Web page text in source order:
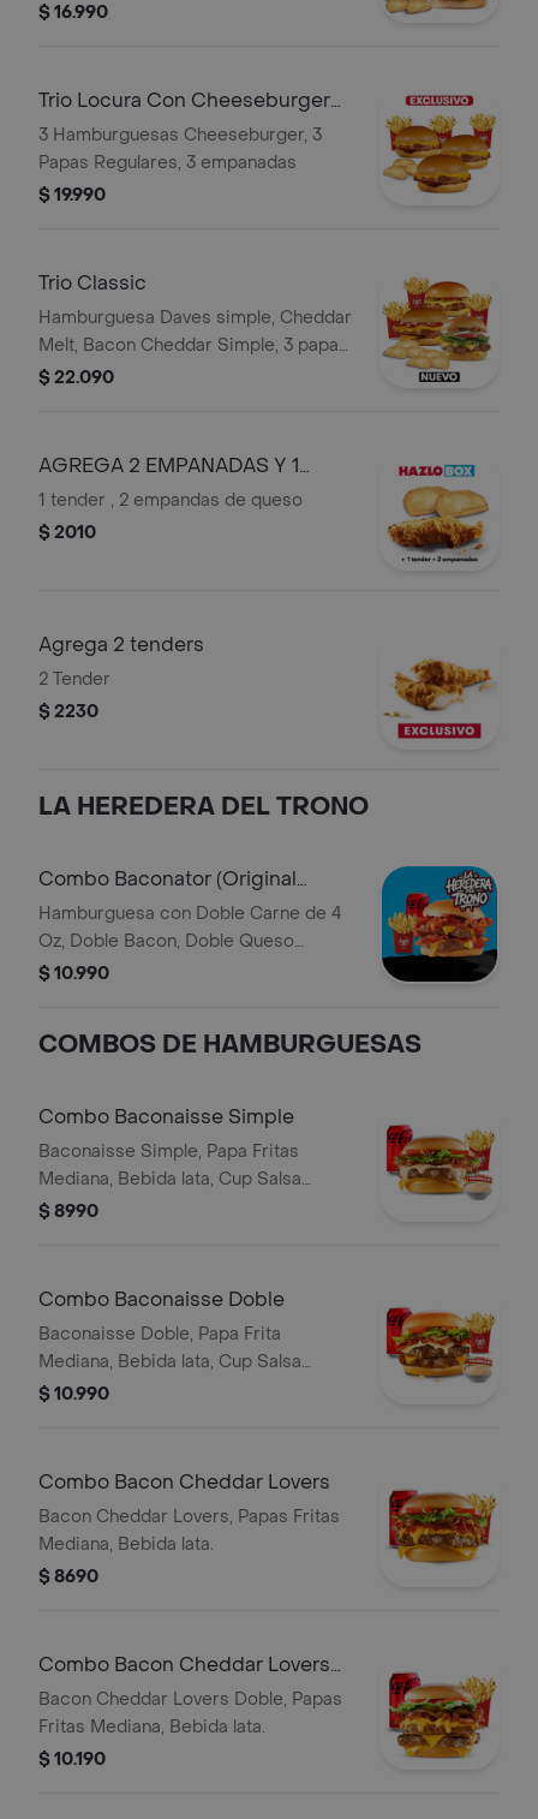
$ 16.990
Trio Locura Con Cheeseburger
OFF
3 Hamburguesas Cheeseburger, 3
Papas Regulares, 3 empanadas
$ 19.990
Trio Classic
Hamburguesa Daves simple, Cheddar
Melt, Bacon Cheddar Simple, 3 papas
regulares, 6 empanadas
$ 22.090
AGREGA 2 EMPANADAS Y 1
TENDER
1 tender , 2 empandas de queso
$ 2010
Agrega 2 tenders
2 Tender
$ 2230
LA HEREDERA DEL TRONO
Combo Baconator (Original
Doble)
Hamburguesa con Doble Carne de 4
Oz, Doble Bacon, Doble Queso
Cheddar, Mayonesa y Ketchup, Papas
$ 10.990
COMBOS DE HAMBURGUESAS
Combo Baconaisse Simple
Baconaisse Simple, Papa Fritas
Mediana, Bebida lata, Cup Salsa
Baconaisse
$ 8990
Combo Baconaisse Doble
Baconaisse Doble, Papa Frita
Mediana, Bebida lata, Cup Salsa
Baconaisse
$ 10.990
Combo Bacon Cheddar Lovers
Bacon Cheddar Lovers, Papas Fritas
Mediana, Bebida lata.
$ 8690
Combo Bacon Cheddar Lovers
Doble
Bacon Cheddar Lovers Doble, Papas
Fritas Mediana, Bebida lata.
$ 10.190